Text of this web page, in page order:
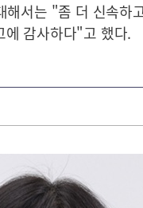
서는 "좀 더 신속하
감사하다"고 했다.